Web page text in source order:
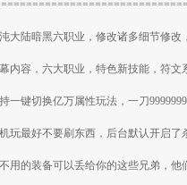
大陆暗黑六职业，修改诸多细节修改
幕内容，六大职业，特色新技能，符
一键切换亿万属性玩法，一刀
机玩最好不要刷东西，后台默认开启
用的装备可以丢给你的这些兄弟，